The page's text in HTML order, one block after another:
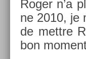
Roger n’a
ne 2010, je
de mettre
bon